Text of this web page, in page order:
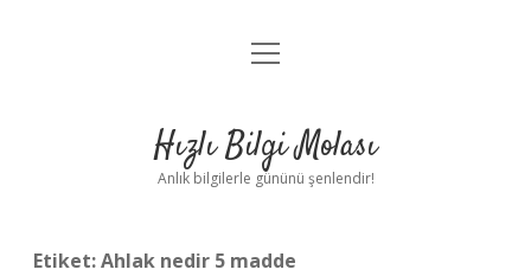
Anasayfa
Yasal Uyarı
menüyü
Hızlı Bilgi Molası
Anlık bilgilerle gününü şenlendir!
Etiket:Ahlak nedir 5 madde